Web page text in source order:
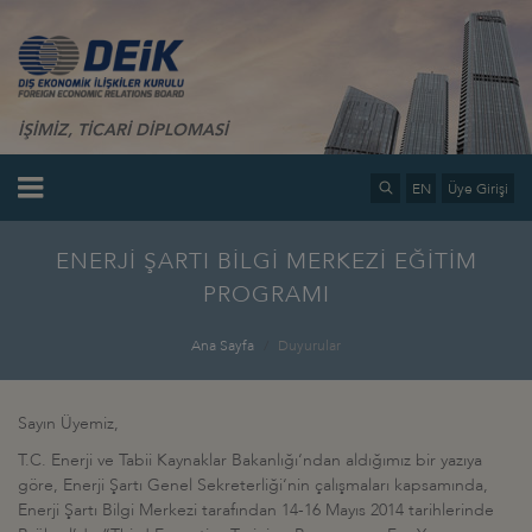
İŞİMİZ, TİCARİ DİPLOMASİ
EN Üye Girişi
ENERJİ ŞARTI BİLGİ MERKEZİ EĞİTİM
PROGRAMI
Ana Sayfa Duyurular
Sayın Üyemiz,
T.C. Enerji ve Tabii Kaynaklar Bakanlığı‘ndan aldığımız bir yazıya
göre, Enerji Şartı Genel Sekreterliği‘nin çalışmaları kapsamında,
Enerji Şartı Bilgi Merkezi tarafından 14-16 Mayıs 2014 tarihlerinde